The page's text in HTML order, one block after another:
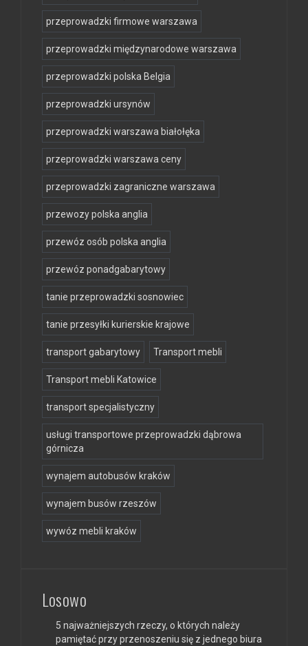
przeprowadzki firmowe warszawa
przeprowadzki międzynarodowe warszawa
przeprowadzki polska Belgia
przeprowadzki ursynów
przeprowadzki warszawa białołęka
przeprowadzki warszawa ceny
przeprowadzki zagraniczne warszawa
przewozy polska anglia
przewóz osób polska anglia
przewóz ponadgabarytowy
tanie przeprowadzki sosnowiec
tanie przesyłki kurierskie krajowe
transport gabarytowy Transport mebli
Transport mebli Katowice
transport specjalistyczny
usługi transportowe przeprowadzki dąbrowa
górnicza
wynajem autobusów kraków
wynajem busów rzeszów
wywóz mebli kraków
Losowo
5 najważniejszych rzeczy, o których należy
pamiętać przy przenoszeniu się z jednego biura